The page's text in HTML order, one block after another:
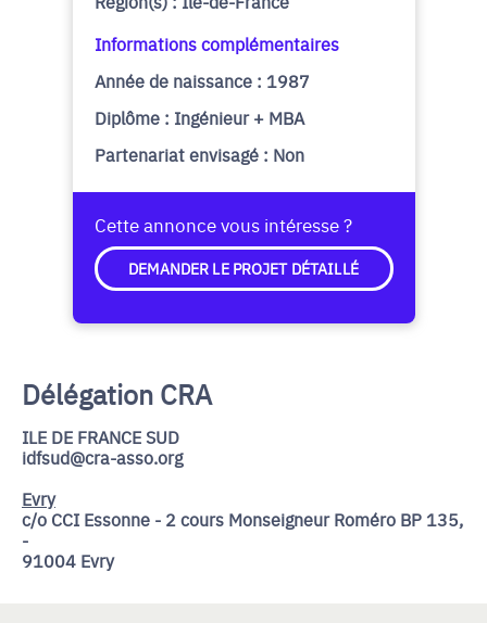
Informations complémentaires
Année de naissance : 1987
Diplôme : Ingénieur + MBA
Partenariat envisagé : Non
Cette annonce vous intéresse ?
DEMANDER LE PROJET DÉTAILLÉ
Délégation CRA
ILE DE FRANCE SUD
idfsud@cra-asso.org
Evry
c/o CCI Essonne - 2 cours Monseigneur Roméro BP 135,
-
91004 Evry